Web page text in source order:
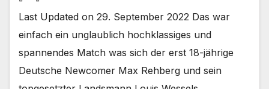
Last Updated on 29. September 2022 Das war
einfach ein unglaublich hochklassiges und
spannendes Match was sich der erst 18-jährige
Deutsche Newcomer Max Rehberg und sein